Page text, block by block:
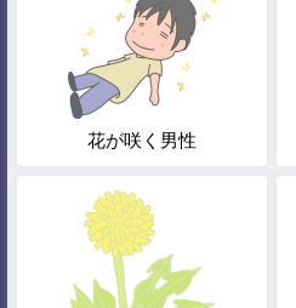
花が咲く男性